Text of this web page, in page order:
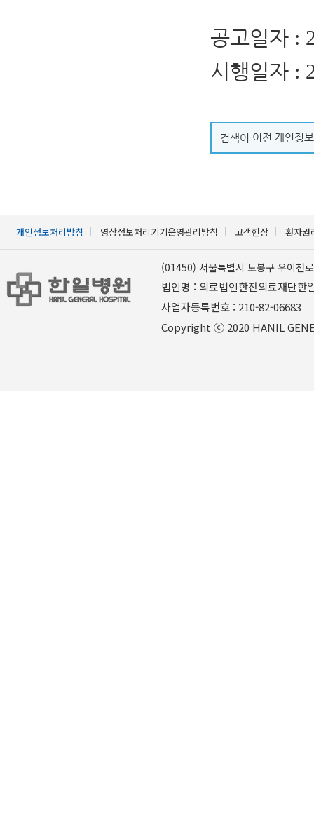
공고일자 :
시행일자 :
검색어 이전 개인정
개인정보처리방침 영상정보처리기기운영관리방침 고객헌장 환자권
(01450) 서울특별시 도봉구 우이천
법인명 : 의료법인한전의료재단한
사업자등록번호 : 210-82-
Copyright ⓒ 2020 HANIL